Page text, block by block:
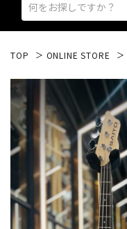
エレキギター
ベース
ドラム
TOP ONLINE STORE